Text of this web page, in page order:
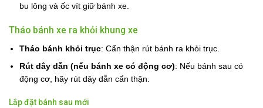
bu lông và ốc vít giữ bánh xe.
Tháo bánh xe ra khỏi khung xe
Tháo bánh khỏi trục: Cẩn thận rút bánh ra khỏi trục.
Rút dây dẫn (nếu bánh xe có động cơ): Nếu bánh sau có
động cơ, hãy rút dây dẫn cẩn thận.
Lắp đặt bánh sau mới